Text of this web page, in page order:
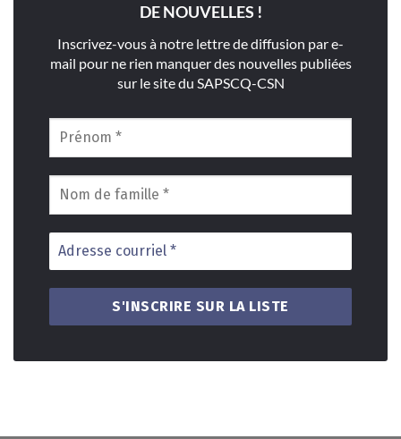
DE NOUVELLES !
Inscrivez-vous à notre lettre de diffusion par e-
mail pour ne rien manquer des nouvelles publiées
sur le site du SAPSCQ-CSN